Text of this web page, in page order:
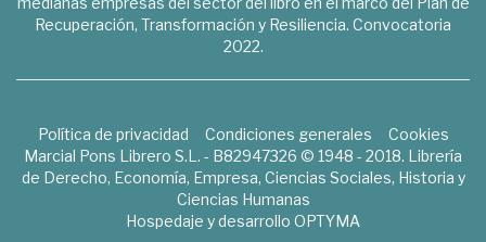
Recuperación, Transformación y Resiliencia. Convocatoria
2022.
Política de privacidad Condiciones generales
Cookies
Marcial Pons Librero S.L. - B82947326 © 1948 - 2018. Librería
de Derecho, Economía, Empresa, Ciencias Sociales, Historia y
Ciencias Humanas
Hospedaje y desarrollo OPTYMA